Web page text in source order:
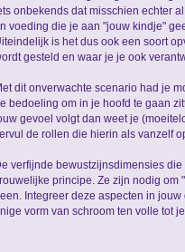
onbekends dat misschien echter
voeding die je aan "jouw kindje"
is het dus ook een soort
gesteld en waar je je ook
dit onverwachte scenario had je
bedoeling om in je hoofd te gaan
gevoel volgt dan weet je
de rollen die hierin als vanzelf
verfijnde bewustzijnsdimensies
principe. Ze zijn nodig om
Integreer deze aspecten in
vorm van schroom ten volle tot